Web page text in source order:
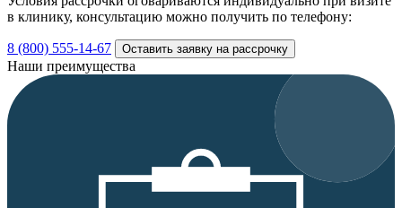
в клинику, консультацию можно получить по телефону:
8 (800) 555-14-67 Оставить заявку на рассрочку
Наши преимущества